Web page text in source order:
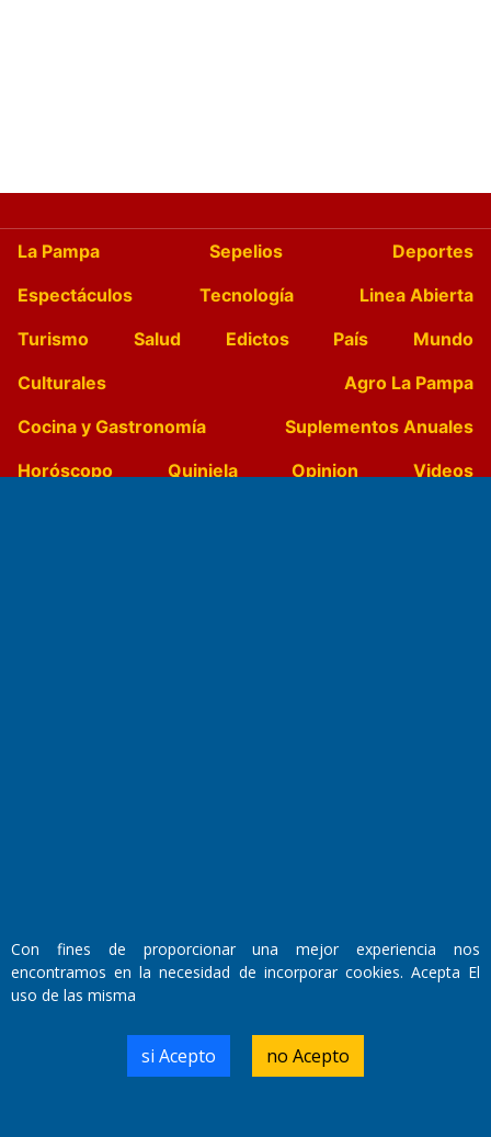
La Pampa Sepelios
Deportes
Espectáculos
Tecnología
Linea Abierta
Turismo
Salud Edictos País
Mundo
Culturales
Agro La Pampa
Cocina y Gastronomía
Suplementos Anuales
Horóscopo
Quiniela Opinion
Videos
Primera edición: Domingo 3 de Mayo de 1992
Miembro de ADIRA,ADEPA y CPPAL
Propietario: El Diario SRL
Walter René Goñi
Con fines de proporcionar una mejor experiencia nos
encontramos en la necesidad de incorporar cookies. Acepta El
uso de las misma
si Acepto no Acepto